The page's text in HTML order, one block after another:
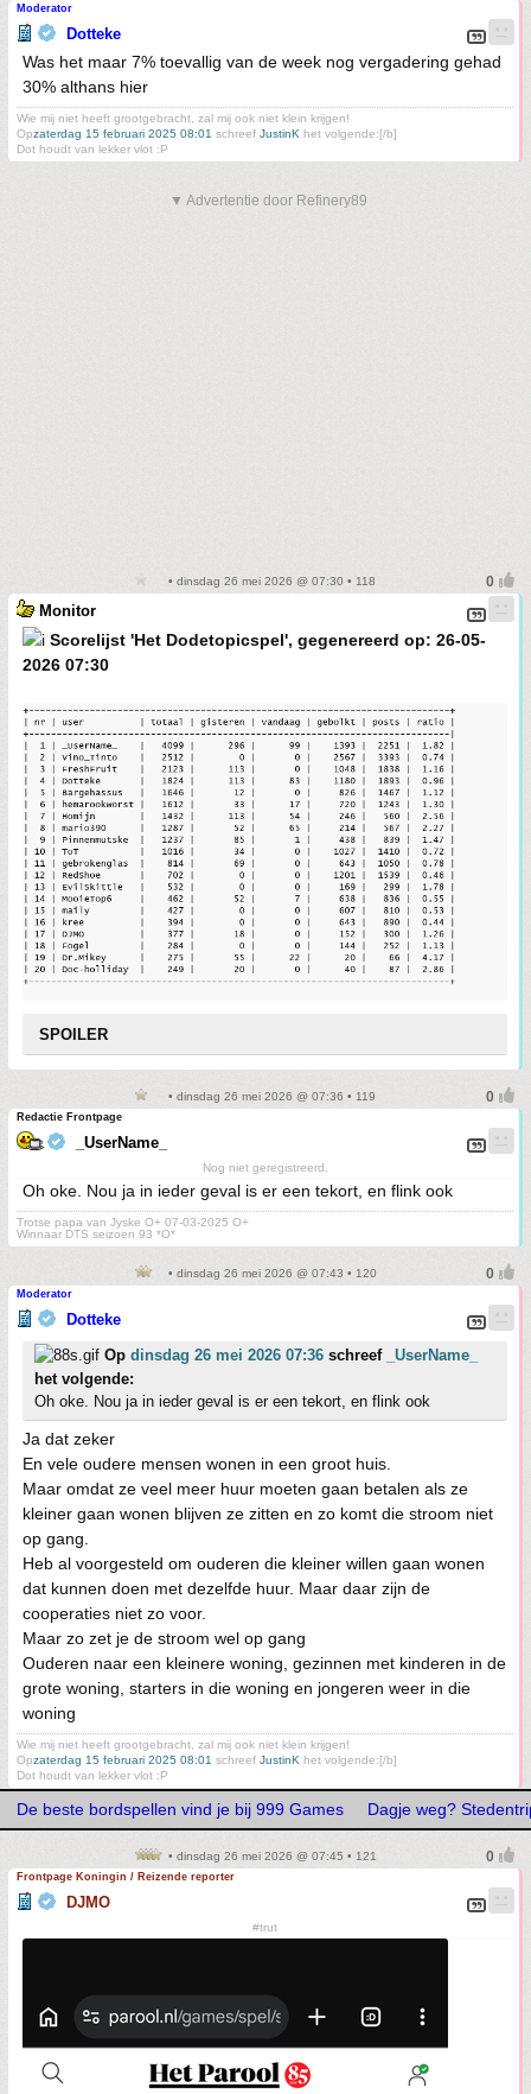
Moderator
Dotteke
Was het maar 7% toevallig van de week nog vergadering gehad
30% althans hier
Wie mij niet heeft grootgebracht, zal mij ook niet klein krijgen!
Opzaterdag 15 februari 2025 08:01 schreef JustinK het volgende:[/b]
Dot houdt van lekker vlot :P
▼ Advertentie door Refinery89
• dinsdag 26 mei 2026 @ 07:30 • 118
Monitor
Scorelijst 'Het Dodetopicspel', gegenereerd op: 26-05-
2026 07:30
SPOILER
• dinsdag 26 mei 2026 @ 07:36 • 119
Redactie Frontpage
_UserName_
Nog niet geregistreerd.
Oh oke. Nou ja in ieder geval is er een tekort, en flink ook
Trotse papa van Jyske O+ 07-03-2025 O+
Winnaar DTS seizoen 93 *O*
• dinsdag 26 mei 2026 @ 07:43 • 120
Moderator
Dotteke
Op dinsdag 26 mei 2026 07:36 schreef
_UserName_
het volgende:
Oh oke. Nou ja in ieder geval is er een tekort, en flink ook
Ja dat zeker
En vele oudere mensen wonen in een groot huis.
Maar omdat ze veel meer huur moeten gaan betalen als ze
kleiner gaan wonen blijven ze zitten en zo komt die stroom niet
op gang.
Heb al voorgesteld om ouderen die kleiner willen gaan wonen
dat kunnen doen met dezelfde huur. Maar daar zijn de
cooperaties niet zo voor.
Maar zo zet je de stroom wel op gang
Ouderen naar een kleinere woning, gezinnen met kinderen in de
grote woning, starters in die woning en jongeren weer in die
woning
Wie mij niet heeft grootgebracht, zal mij ook niet klein krijgen!
Opzaterdag 15 februari 2025 08:01 schreef JustinK het volgende:[/b]
Dot houdt van lekker vlot :P
De beste bordspellen vind je bij 999 Games Dagje weg?
• dinsdag 26 mei 2026 @ 07:45 • 121
Frontpage Koningin / Reizende reporter
DJMO
#trut